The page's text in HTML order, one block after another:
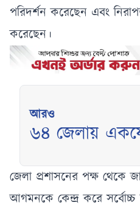
পরিদর্শন করেছেন এবং
করেছেন।
আরও
৬৪ জেলায়
সুবিধার অর্থ
জেলা প্রশাসনের পক্ষ থেকে
আগমনকে কেন্দ্র করে সর্বোচ্চ